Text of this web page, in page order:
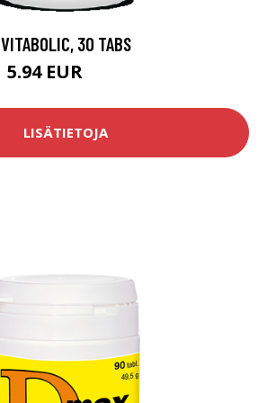
VITABOLIC, 30 TABS
5.94 EUR
LISÄTIETOJA